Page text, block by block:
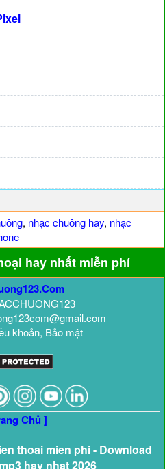
, nhạc chuông hay, nhạc
hay nhất miễn phí
khoản, Bảo mật
Chủ ]
thoai mien phi - Download
hay nhat 2026